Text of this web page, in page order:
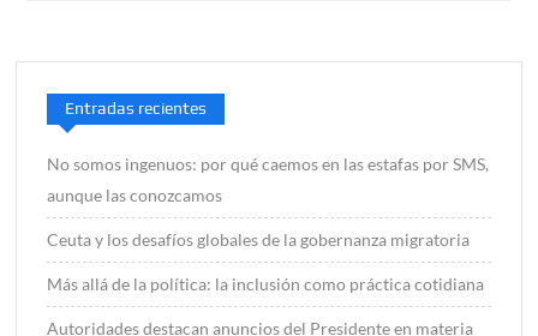
Entradas recientes
No somos ingenuos: por qué caemos en las estafas por SMS,
aunque las conozcamos
Ceuta y los desafíos globales de la gobernanza migratoria
Más allá de la política: la inclusión como práctica cotidiana
Autoridades destacan anuncios del Presidente en materia